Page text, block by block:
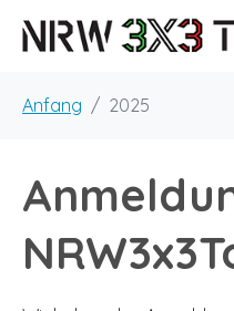
Anfang 2025